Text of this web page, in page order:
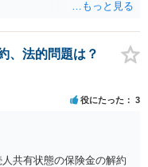
、法的問題は？
役にたった 3
共有状態の保険金の解約